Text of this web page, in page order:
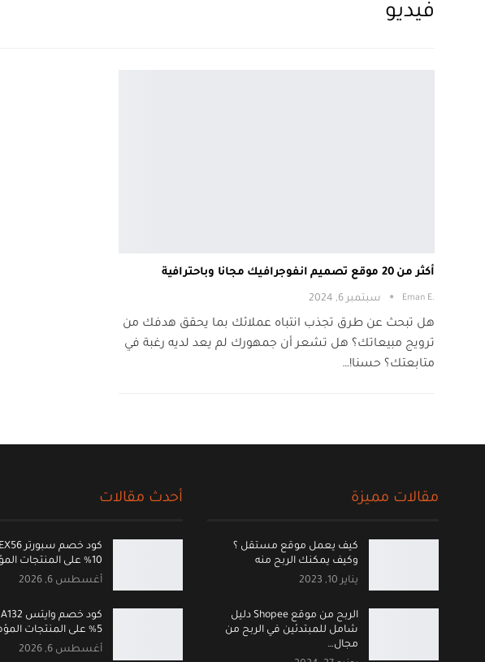
فيديو
أكثر من 20 موقع تصميم انفوجرافيك مجانا وباحترافية
.Eman E سبتمبر 6, 2024
هل تبحث عن طرق تجذب انتباه عملائك بما يحقق هدفك من
ترويج مبيعاتك؟ هل تشعر أن جمهورك لم يعد لديه رغبة في
متابعتك؟ حسنا!…
مقالات مميزة
كيف يعمل موقع مستقل ؟
وكيف يمكنك الربح منه
يناير 10, 2023
الربح من موقع Shopee دليل
شامل للمبتدئين في الربح من
مجال…
أحدث مقالات
10% على المنتجات المؤهلة
أغسطس 6, 2026
5% على المنتجات المؤهلة
أغسطس 6, 2026